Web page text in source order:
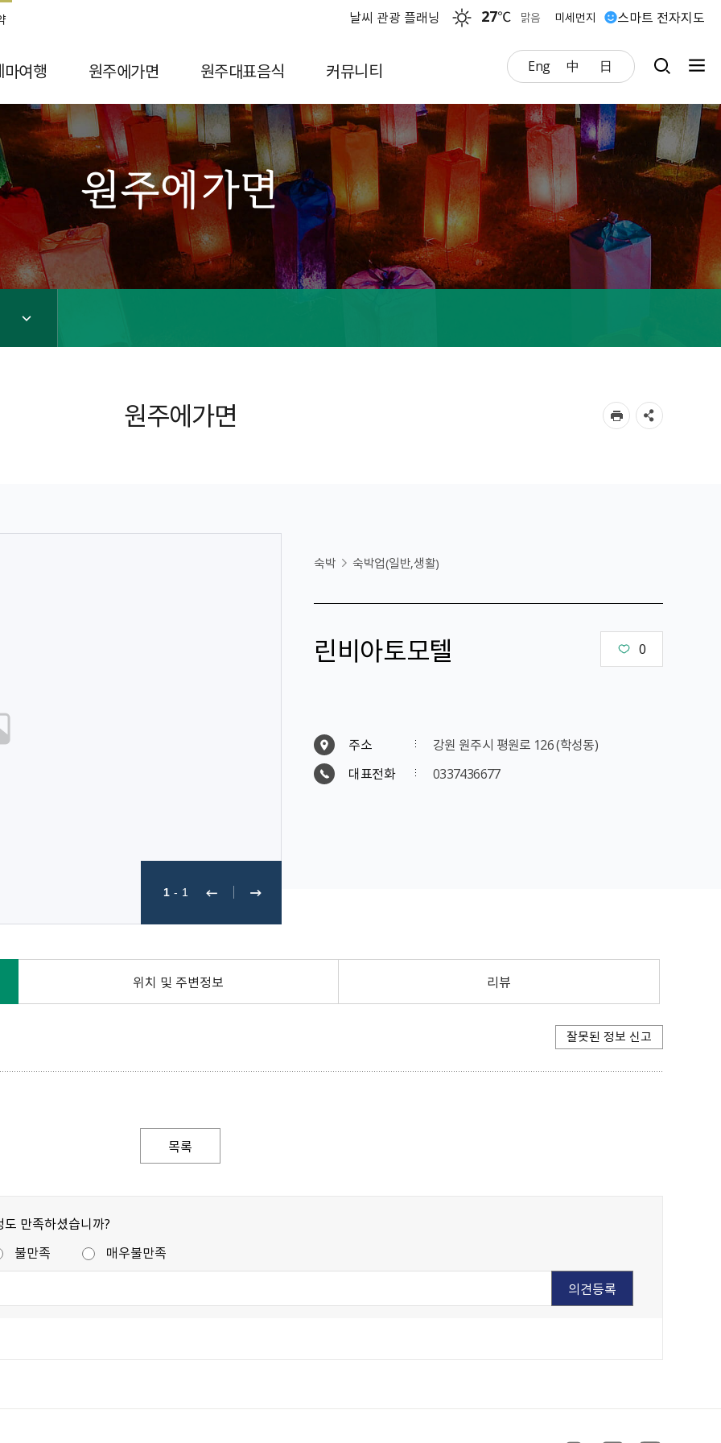
스마트 전자지도
날씨 관광 플래닝 27℃ 맑음 미세먼지
Eng 中 日
마여행 원주에가면 원주대표음식 커뮤니티
원주에가면
원주에가면
1 - 1
숙박 숙박업(일반,생활)
린비아토모텔 0
주소
강원 원주시 평원로 126 (학성동)
대표전화
0337436677
위치 및 주변정보 리뷰
잘못된 정보 신고
목록
만족하셨습니까?
불만족 매우불만족